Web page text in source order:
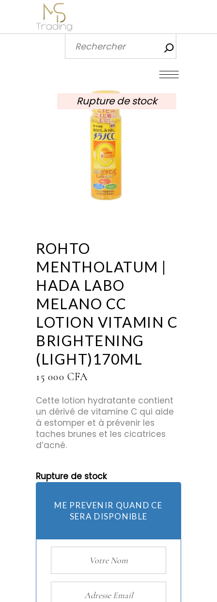
Rupture de stock
ROHTO
MENTHOLATUM |
HADA LABO
MELANO CC
LOTION VITAMIN C
BRIGHTENING
(LIGHT)170ML
15 000 CFA
Cette lotion hydratante contient
un dérivé de vitamine C qui aide
à estomper et à prévenir les
taches brunes et les cicatrices
d’acné.
Rupture de stock
ME PREVENIR QUAND CE
SERA DISPONIBLE